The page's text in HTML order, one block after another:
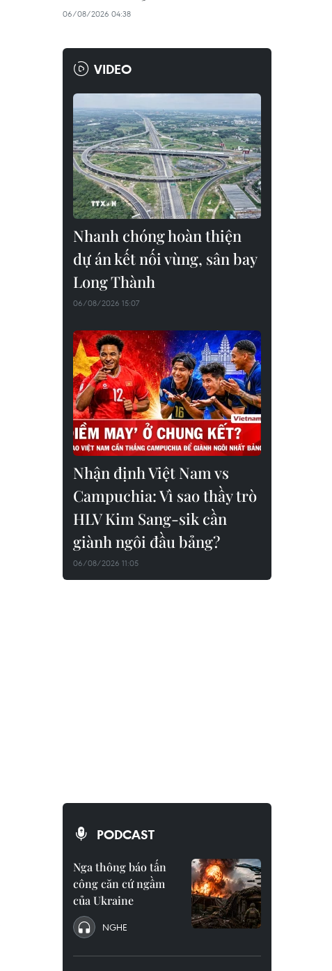
06/08/2026 04:38
VIDEO
Nhanh chóng hoàn thiện
dự án kết nối vùng, sân bay
Long Thành
06/08/2026 15:07
Nhận định Việt Nam vs
Campuchia: Vì sao thầy trò
HLV Kim Sang-sik cần
giành ngôi đầu bảng?
06/08/2026 11:05
PODCAST
Nga thông báo tấn
công căn cứ ngầm
của Ukraine
NGHE